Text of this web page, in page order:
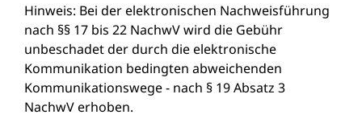
Hinweis: Bei der elektronischen Nachweisführung
nach §§ 17 bis 22 NachwV wird die Gebühr
unbeschadet der durch die elektronische
Kommunikation bedingten abweichenden
Kommunikationswege - nach § 19 Absatz 3
NachwV erhoben.